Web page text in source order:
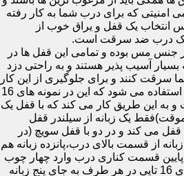
امنیتی که برای درب شما به کار رفته
انتخاب یک قفل و یراق خوب از
یک درب ضد سرقت است.
جنس مس بوده و تمامی این قفل ها در
بسیار آسیب پذیر هستند و به راحتی دزد
سرقت کنند و برای جلوگیری از این کار
از قفل مولتی سیستم استفاده می شود که این در نمونه های 16
و به این طریق کار می کند که با قفل یک
یک زبانه از سیلندر قفل
می کند و در دو با قفل سویچ (در
)پنج زبانه از قسمت بالای درب،پانزده زبانه هم
قسمت کناری درب وارد چهار چوب
می شوند (در نسخه های 16 تایی در هر طرف به جای پنج زبانه